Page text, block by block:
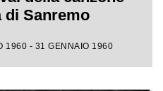
di Sanremo
1960 - 31 GENNAIO 1960